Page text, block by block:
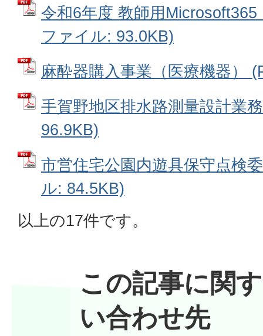
令和6年度 教師用
ファイル: 93.0KB)
麻酔器購入事業（医療機器）
手賀野地区排水路測量設計業
96.9KB)
市営住宅公園内遊具保守点検
ル: 84.5KB)
以上の17件です。
この記事に関
い合わせ先